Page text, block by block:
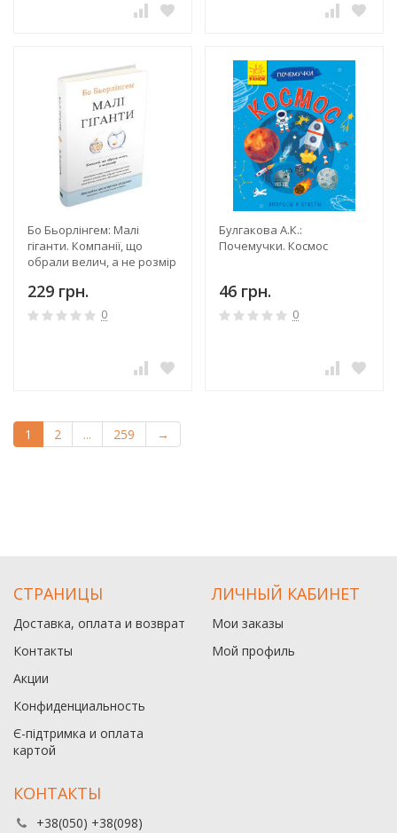
Бо Бьорлінгем: Малі
гіганти. Компанії, що
обрали велич, а не розмір
229 грн.
0
Булгакова А.К.:
Почемучки. Космос
46 грн.
0
1 2 ... 259 →
СТРАНИЦЫ
Доставка, оплата и возврат
Контакты
Акции
Конфиденциальность
Є-підтримка и оплата
картой
ЛИЧНЫЙ КАБИНЕТ
Мои заказы
Мой профиль
КОНТАКТЫ
+38(050) +38(098)